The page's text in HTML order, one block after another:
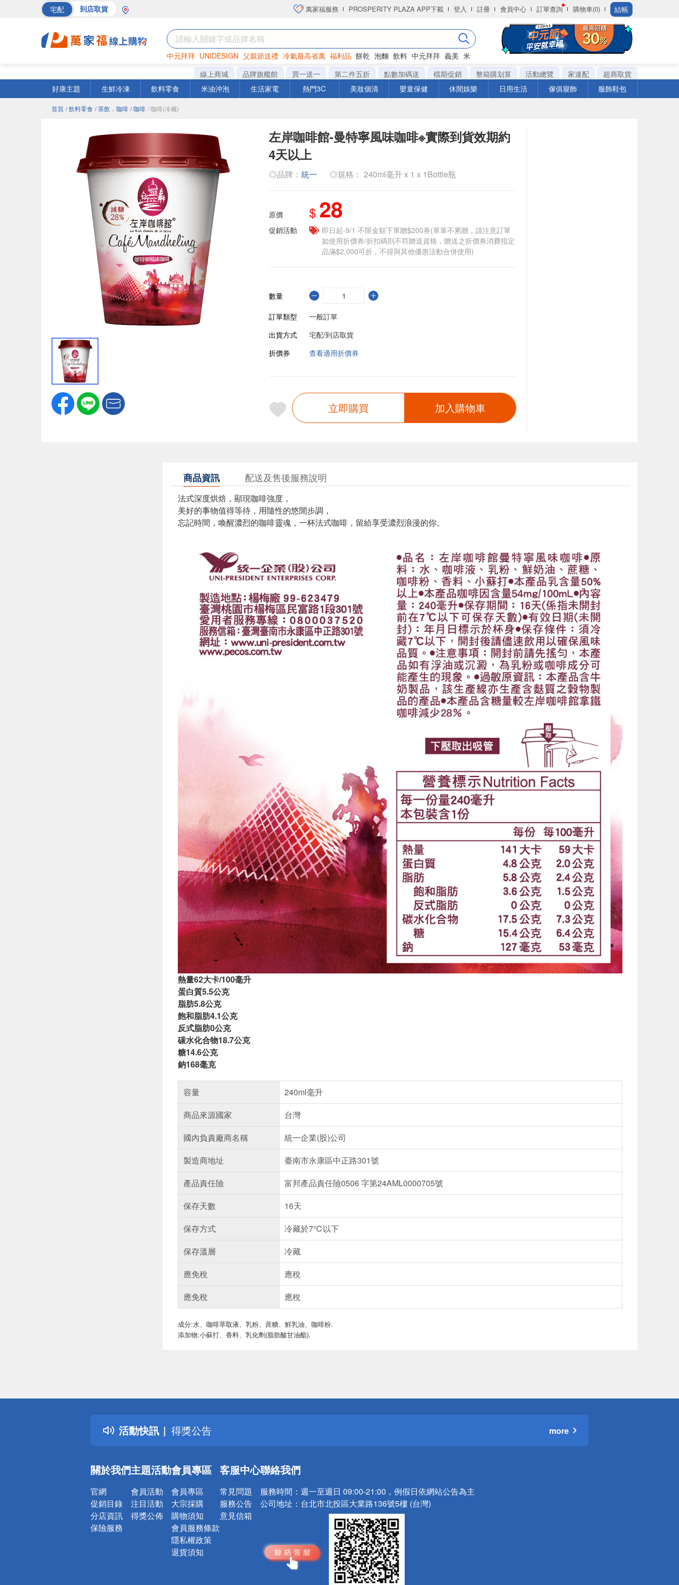
宅配 到店取貨 萬家福服務 PROSPERITY PLAZA APP下載 登入 註冊 會員中心 訂單查詢 購物車(0) 結帳
中元拜拜 UNIDESIGN 父親節送禮 冷氣最高省萬 福利品 餅乾 泡麵 飲料 中元拜拜 義美 米
罐頭 海苔 洋芋片
線上商城 品牌旗艦館 買一送一 第二件五折 點數加碼送 檔期促銷 整箱購划算 活動總覽 家速配
超商取貨
好康主題
生鮮冷凍 飲料零食 米油沖泡 生活家電 熱門3C 美妝個清 嬰童保健 休閒娛樂 日用生活 傢俱寢飾 服飾鞋包
首頁 / 飲料零食 / 茶飲．咖啡 / 咖啡 / 咖啡(冷藏)
左岸咖啡館-曼特寧風味咖啡※實際到貨效期約
4天以上
◎品牌： 統一 ◎規格： 240ml毫升 x 1 x 1Bottle瓶
原價 $ 28
促銷活動
即日起-9/1 不限金額下單贈$200券(單筆不累贈，請注意訂單
如使用折價券/折扣碼則不符贈送資格，贈送之折價券消費指定
品滿$2,000可折，不得與其他優惠活動合併使用)
數量
訂單類型
一般訂單
出貨方式
宅配/到店取貨
折價券
查看適用折價券
立即購買 加入購物車
商品資訊 配送及售後服務說明
法式深度烘焙，顯現咖啡強度，
美好的事物值得等待，用隨性的悠閒步調，
忘記時間，喚醒濃烈的咖啡靈魂，一杯法式咖啡，留給享受濃烈浪漫的你。
熱量62大卡/100毫升
蛋白質5.5公克
脂肪5.8公克
飽和脂肪4.1公克
反式脂肪0公克
碳水化合物18.7公克
糖14.6公克
鈉168毫克
容量
240ml毫升
商品來源國家
台灣
國內負責廠商名稱
統一企業(股)公司
製造商地址
臺南市永康區中正路301號
產品責任險
富邦產品責任險0506 字第24AML0000705號
保存天數
16天
保存方式
冷藏於7℃以下
保存溫層
冷藏
應免稅
應稅
應免稅
應稅
成分:水、咖啡萃取液、乳粉、蔗糖、鮮乳油、咖啡粉.
添加物:小蘇打、香料、乳化劑(脂肪酸甘油酯).
活動快訊
詐騙網頁！請小心！
得獎公告
熱門話題
銀行優惠
詐騙網頁！請小心！
more
關於我們
官網
促銷目錄
分店資訊
保險服務
主題活動
會員活動
注目活動
得獎公佈
會員專區
會員專區
大宗採購
購物須知
會員服務條款
隱私權政策
退貨須知
客服中心
常見問題
服務公告
意見信箱
聯絡我們
服務時間： 週一至週日 09:00-21:00，例假日依網站公告為主
公司地址： 台北市北投區大業路136號5樓 (台灣)